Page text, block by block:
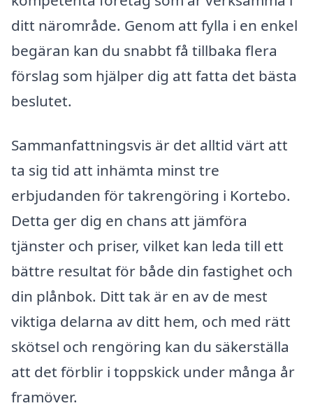
ditt närområde. Genom att fylla i en enkel
begäran kan du snabbt få tillbaka flera
förslag som hjälper dig att fatta det bästa
beslutet.
Sammanfattningsvis är det alltid värt att
ta sig tid att inhämta minst tre
erbjudanden för takrengöring i Kortebo.
Detta ger dig en chans att jämföra
tjänster och priser, vilket kan leda till ett
bättre resultat för både din fastighet och
din plånbok. Ditt tak är en av de mest
viktiga delarna av ditt hem, och med rätt
skötsel och rengöring kan du säkerställa
att det förblir i toppskick under många år
framöver.